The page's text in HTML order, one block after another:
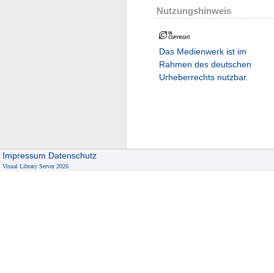
Nutzungshinweis
Das Medienwerk ist im
Rahmen des deutschen
Urheberrechts nutzbar.
Impressum Datenschutz
Visual Library Server 2026